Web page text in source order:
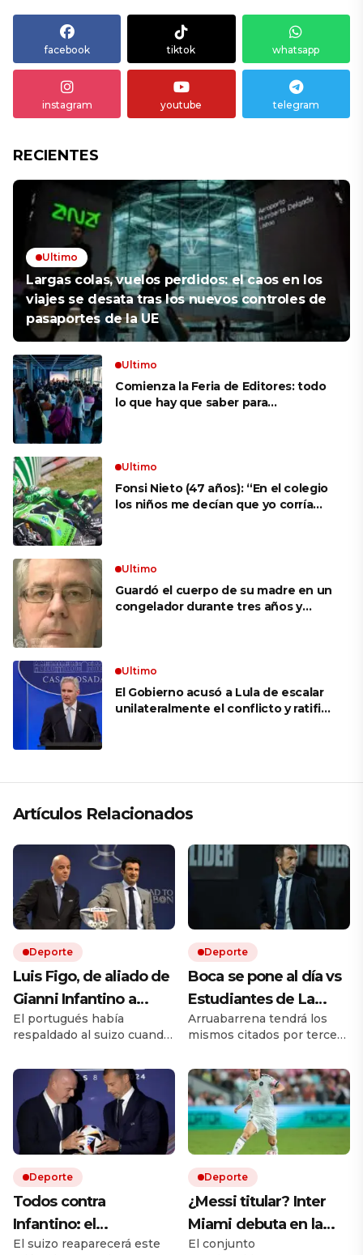
facebook tiktok whatsapp
instagram youtube telegram
RECIENTES
Ultimo
Largas colas, vuelos perdidos: el caos en los
viajes se desata tras los nuevos controles de
pasaportes de la UE
Ultimo
Comienza la Feria de Editores: todo
lo que hay que saber para
Ultimo
Fonsi Nieto (47 años): “En el colegio
los niños me decían que yo corría
Ultimo
Guardó el cuerpo de su madre en un
congelador durante tres años y
Ultimo
El Gobierno acusó a Lula de escalar
unilateralmente el conflicto y ratificó
Artículos Relacionados
Deporte
Luis Figo, de aliado de
Gianni Infantino a
pedir su renuncia: la
durísima carta que
sacude a la FIFA
El portugués había
respaldado al suizo cuando
FIFA en 2016. Diez años
después, Luis Figo cambió
de postura y publicó una
durísima carta. Allí lo acusa
de una gestión egoísta y
deshonesta, y le exige que
dé un paso al costado.
Deporte
Boca se pone al día vs
Estudiantes de La
Plata, sin Muslera, y
busca su primera
victoria en el Torneo
Clausura: hora y
formaciones
Arruabarrena tendrá los
mismos citados por tercer
el torneo local. Quién es el
árbitro y cómo ver en vivo
por TV.
Deporte
Todos contra
Infantino: el
presidente de la FIFA
El suizo reaparecerá este
Deporte
¿Messi titular? Inter
Miami debuta en la
Leagues Cup 2026 vs
El conjunto